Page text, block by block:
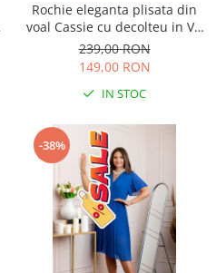
Rochie eleganta plisata din
voal Cassie cu decolteu in V -
Turcoaz
239,00 RON
149,00 RON
IN STOC
-38%